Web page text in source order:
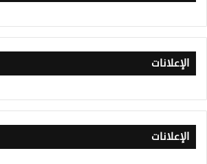
الإعلانات
الإعلانات